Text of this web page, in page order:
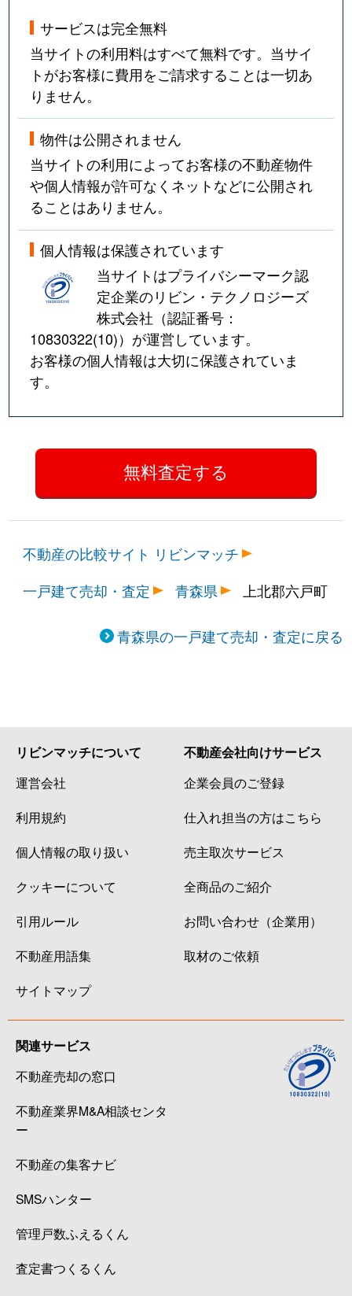
サービスは完全無料
当サイトの利用料はすべて無料です。当サイ
トがお客様に費用をご請求することは一切あ
りません。
物件は公開されません
当サイトの利用によってお客様の不動産物件
や個人情報が許可なくネットなどに公開され
ることはありません。
個人情報は保護されています
当サイトはプライバシーマーク認
定企業のリビン・テクノロジーズ
株式会社（認証番号：
10830322(10)）が運営しています。
お客様の個人情報は大切に保護されていま
す。
不動産の比較サイト リビンマッチ
一戸建て売却・査定
青森県 上北郡六戸町
青森県の一戸建て売却・査定に戻る
リビンマッチについて
運営会社
利用規約
個人情報の取り扱い
クッキーについて
引用ルール
不動産用語集
サイトマップ
不動産会社向けサービス
企業会員のご登録
仕入れ担当の方はこちら
売主取次サービス
全商品のご紹介
お問い合わせ（企業用）
取材のご依頼
関連サービス
不動産売却の窓口
不動産業界M&A相談センタ
ー
不動産の集客ナビ
SMSハンター
管理戸数ふえるくん
査定書つくるくん